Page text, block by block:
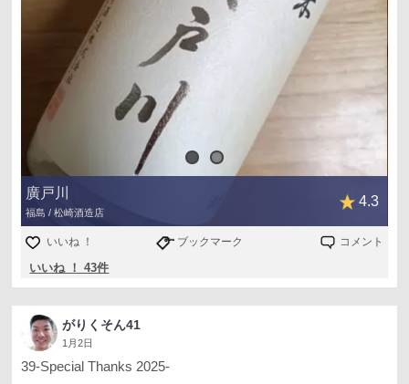
廣戸川
福島 / 松崎酒造店
4.3
いいね ！ ブックマーク コメント
いいね ！ 43件
がりくそん41
1月2日
39-Special Thanks 2025-